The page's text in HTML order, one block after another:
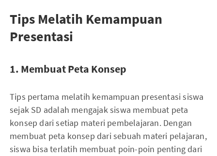
Tips Melatih Kemampuan
Presentasi
1. Membuat Peta Konsep
Tips pertama melatih kemampuan presentasi siswa
sejak SD adalah mengajak siswa membuat peta
konsep dari setiap materi pembelajaran. Dengan
membuat peta konsep dari sebuah materi pelajaran,
siswa bisa terlatih membuat poin-poin penting dari